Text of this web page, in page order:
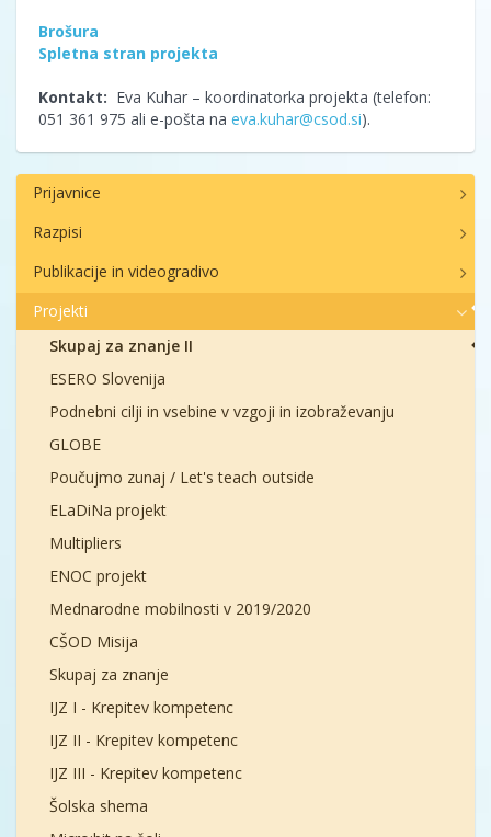
Brošura
Spletna stran projekta
Kontakt: Eva Kuhar – koordinatorka projekta (telefon:
051 361 975 ali e-pošta na eva.kuhar@csod.si).
Prijavnice
Razpisi
Publikacije in videogradivo
Projekti
Skupaj za znanje II
ESERO Slovenija
Podnebni cilji in vsebine v vzgoji in izobraževanju
GLOBE
Poučujmo zunaj / Let's teach outside
ELaDiNa projekt
Multipliers
ENOC projekt
Mednarodne mobilnosti v 2019/2020
CŠOD Misija
Skupaj za znanje
IJZ I - Krepitev kompetenc
IJZ II - Krepitev kompetenc
IJZ III - Krepitev kompetenc
Šolska shema